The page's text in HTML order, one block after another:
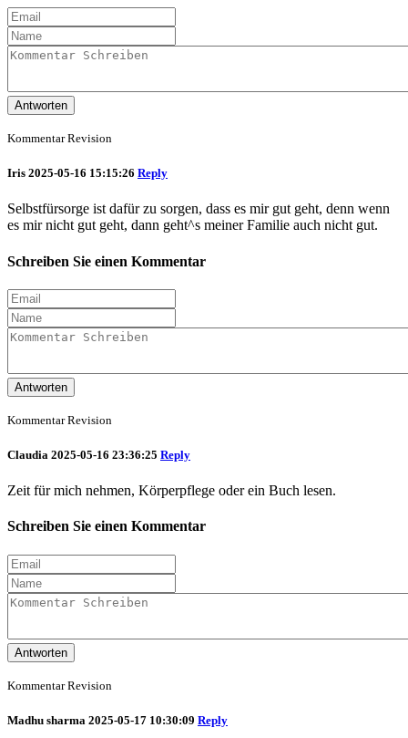
Antworten
Kommentar Revision
Iris 2025-05-16 15:15:26 Reply
Selbstfürsorge ist dafür zu sorgen, dass es mir gut geht, denn wenn
es mir nicht gut geht, dann geht^s meiner Familie auch nicht gut.
Schreiben Sie einen Kommentar
Antworten
Kommentar Revision
Claudia 2025-05-16 23:36:25 Reply
Zeit für mich nehmen, Körperpflege oder ein Buch lesen.
Schreiben Sie einen Kommentar
Antworten
Kommentar Revision
Madhu sharma 2025-05-17 10:30:09 Reply